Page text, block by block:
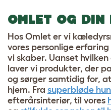
OMLET OG DIN
Hos Omlet er vi
vores personlige
vi skaber. Uanset
laver vi produkter, der
og sørger samtidig for,
hjem. Fra superbløde
efterårsinteriør, til vores